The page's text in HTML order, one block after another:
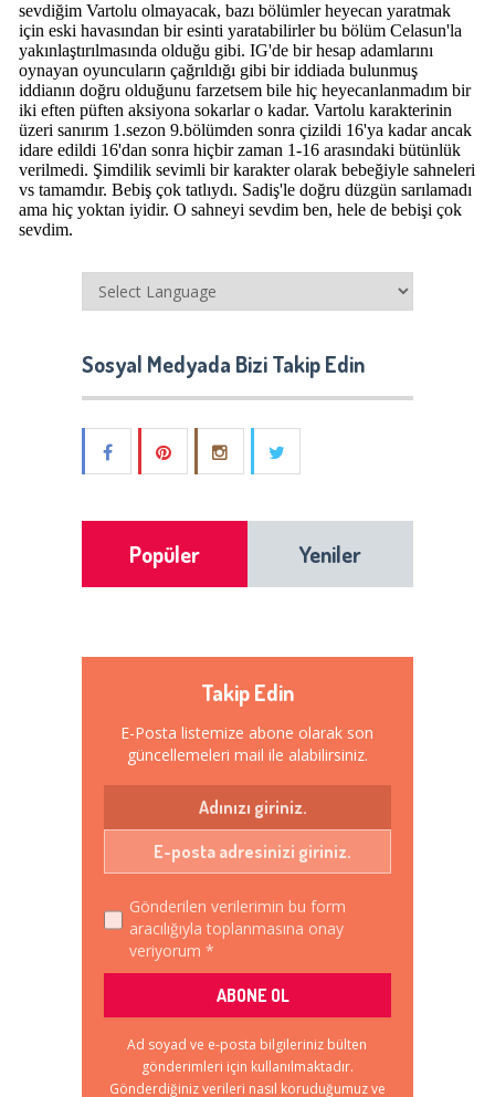
Sosyal Medyada Bizi Takip Edin
Popüler Yeniler
Takip Edin
E-Posta listemize abone olarak son
güncellemeleri mail ile alabilirsiniz.
Gönderilen verilerimin bu form
aracılığıyla toplanmasına onay
veriyorum *
Ad soyad ve e-posta bilgileriniz bülten
gönderimleri için kullanılmaktadır.
Gönderdiğiniz verileri nasıl koruduğumuz ve